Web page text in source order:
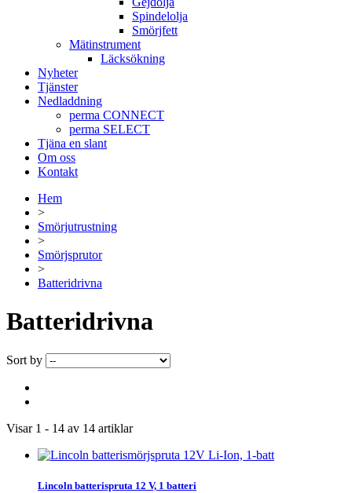
Spindelolja
Smörjfett
Mätinstrument
Läcksökning
Nyheter
Tjänster
Nedladdning
perma CONNECT
perma SELECT
Tjäna en slant
Om oss
Kontakt
Hem
>
Smörjutrustning
>
Smörjsprutor
>
Batteridrivna
Batteridrivna
Sort by
Visar 1 - 14 av 14 artiklar
Lincoln batterispruta 12 V, 1 batteri